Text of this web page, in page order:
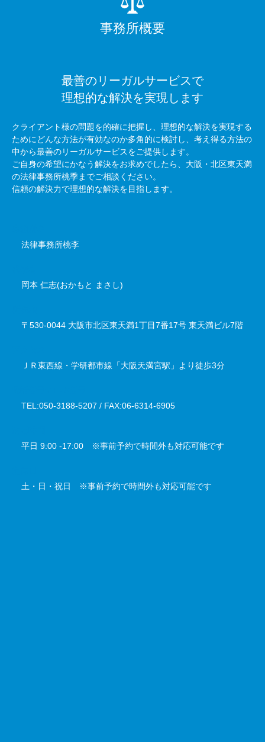
事務所概要
最善のリーガルサービスで
理想的な解決を実現します
クライアント様の問題を的確に把握し、理想的な解決を実現する
ためにどんな方法が有効なのか多角的に検討し、考え得る方法の
中から最善のリーガルサービスをご提供します。
ご自身の希望にかなう解決をお求めでしたら、大阪・北区東天満
の法律事務所桃季までご相談ください。
信頼の解決力で理想的な解決を目指します。
法律事務所桃李
岡本 仁志(おかもと まさし)
〒530-0044 大阪市北区東天満1丁目7番17号 東天満ビル7階
ＪＲ東西線・学研都市線「大阪天満宮駅」より徒歩3分
TEL:050-3188-5207 / FAX:06-6314-6905
平日 9:00 -17:00 ※事前予約で時間外も対応可能です
土・日・祝日 ※事前予約で時間外も対応可能です